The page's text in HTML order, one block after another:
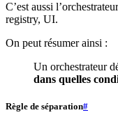
C’est aussi
registry, UI.
On peut résumer ainsi :
Un orchestrateur
dans quelles
Règle de séparation#